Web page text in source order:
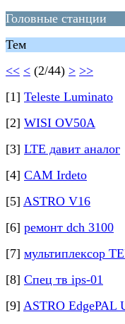
Головные станции
Тем
<< < (2/44) > >>
[1] Teleste Luminato
[2] WISI OV50A
[3] LTE давит аналог
[4] CAM Irdeto
[5] ASTRO V16
[6] ремонт dch 3100
[7] мультиплексор
[8] Спец тв ips-01
[9] ASTRO EdgePAL